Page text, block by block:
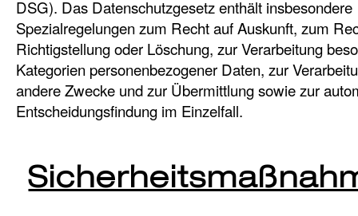
DSG). Das Datenschutzgesetz enthält insbesondere
Spezialregelungen zum Recht auf Auskunft, zum
Richtigstellung oder Löschung, zur Verarbeitung
Kategorien personenbezogener Daten, zur
andere Zwecke und zur Übermittlung sowie zur
Entscheidungsfindung im Einzelfall.